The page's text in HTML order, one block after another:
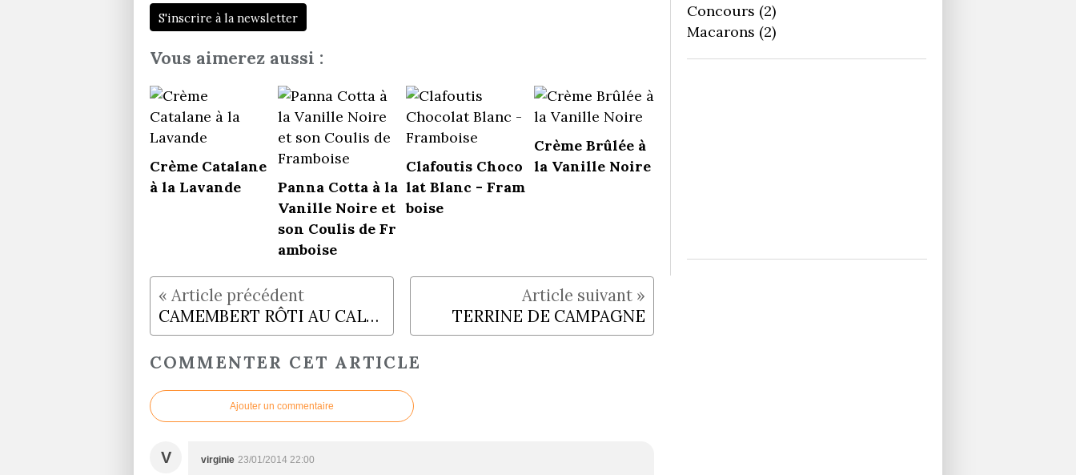
S'inscrire à la newsletter
Vous aimerez aussi :
Crème Catalane
à la Lavande
Panna Cotta à la
Vanille Noire et
son Coulis de Fr
amboise
Clafoutis Choco
lat Blanc - Fram
boise
Crème Brûlée à
la Vanille Noire
CAMEMBERT RÔTI AU CALVADOS TERRINE DE CAMPAGNE
COMMENTER CET ARTICLE
Ajouter un commentaire
V virginie 23/01/2014 22:00
Concours (2)
Macarons (2)